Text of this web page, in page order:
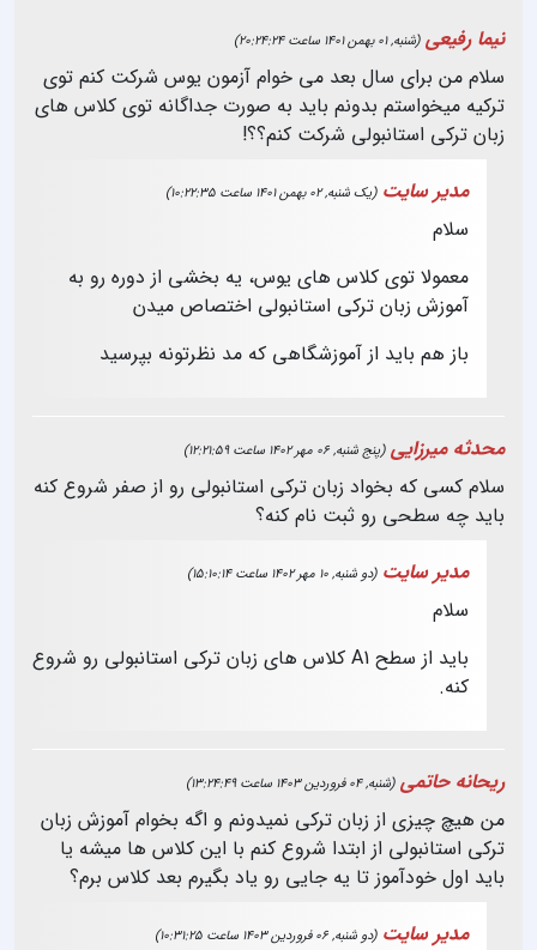
نیما رفیعی (شنبه, 01 بهمن 1401 ساعت 20:24:24)
سلام من برای سال بعد می خوام آزمون یوس شرکت کنم توی
ترکیه میخواستم بدونم باید به صورت جداگانه توی کلاس های
زبان ترکی استانبولی شرکت کنم؟؟!
مدیر سایت (یک شنبه, 02 بهمن 1401 ساعت 10:22:35)
سلام
معمولا توی کلاس های یوس، یه بخشی از دوره رو به
آموزش زبان ترکی استانبولی اختصاص میدن
باز هم باید از آموزشگاهی که مد نظرتونه بپرسید
محدثه میرزایی (پنج شنبه, 06 مهر 1402 ساعت 12:21:59)
سلام کسی که بخواد زبان ترکی استانبولی رو از صفر شروع کنه
باید چه سطحی رو ثبت نام کنه؟
مدیر سایت (دو شنبه, 10 مهر 1402 ساعت 15:10:14)
سلام
باید از سطح A1 کلاس های زبان ترکی استانبولی رو شروع
کنه.
ریحانه حاتمی (شنبه, 04 فروردین 1403 ساعت 13:24:49)
من هیچ چیزی از زبان ترکی نمیدونم و اگه بخوام آموزش زبان
ترکی استانبولی از ابتدا شروع کنم با این کلاس ها میشه یا
باید اول خودآموز تا یه جایی رو یاد بگیرم بعد کلاس برم؟
مدیر سایت (دو شنبه, 06 فروردین 1403 ساعت 10:31:25)